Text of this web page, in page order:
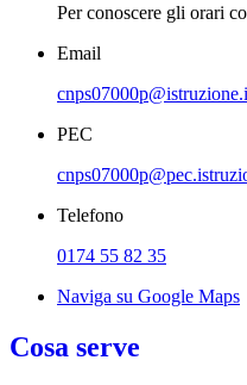
Per conoscere gli orari
Email
PEC
Telefono
0174 55 82 35
Naviga su Google Maps
Cosa serve